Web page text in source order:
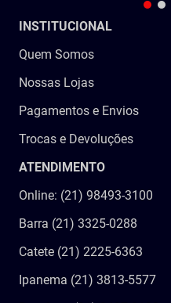
INSTITUCIONAL
Quem Somos
Nossas Lojas
Pagamentos e Envios
Trocas e Devoluções
ATENDIMENTO
Online: (21) 98493-3100
Barra (21) 3325-0288
Catete (21) 2225-6363
Ipanema (21) 3813-5577